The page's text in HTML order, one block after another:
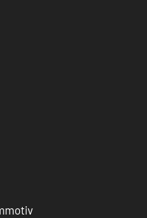
profiel